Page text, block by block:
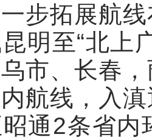
步拓展航
明至“北上
市、长春
航线，入
通2条省